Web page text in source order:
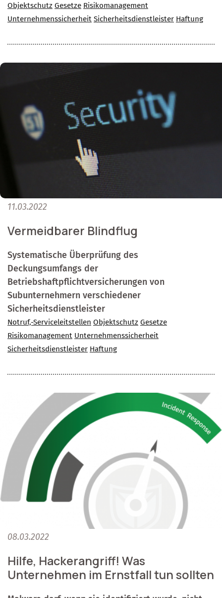
Objektschutz Gesetze Risikomanagement
Unternehmenssicherheit Sicherheitsdienstleister Haftung
11.03.2022
Vermeidbarer Blindflug
Systematische Überprüfung des
Deckungsumfangs der
Betriebshaftpflichtversicherungen von
Subunternehmern verschiedener
Sicherheitsdienstleister
Notruf,-Serviceleitstellen Objektschutz Gesetze
Risikomanagement Unternehmenssicherheit
Sicherheitsdienstleister Haftung
08.03.2022
Hilfe, Hackerangriff! Was
Unternehmen im Ernstfall tun sollten